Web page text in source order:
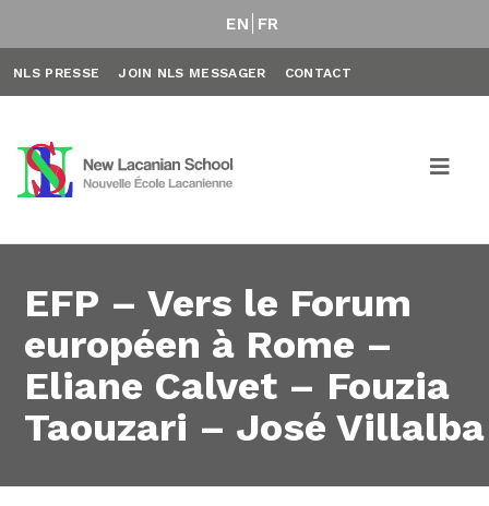
EN FR
NLS PRESSE JOIN NLS MESSAGER CONTACT
EFP – Vers le Forum
européen à Rome –
Eliane Calvet – Fouzia
Taouzari – José Villalba